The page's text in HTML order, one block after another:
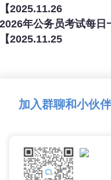
【2025.11.26
2026年公务员考试每日
【2025.11.25
加入群聊和小伙